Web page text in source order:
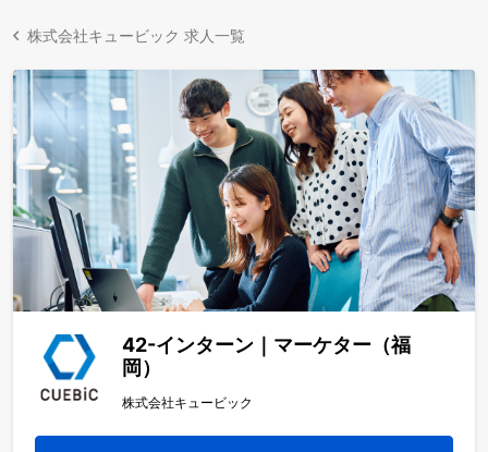
株式会社キュービック 求人一覧
42-インターン｜マーケター（福
岡）
株式会社キュービック